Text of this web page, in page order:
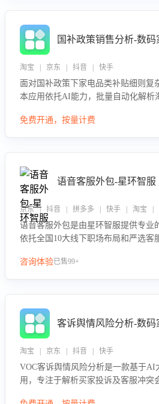
国补政策销售分析-数
淘宝 | 京东 | 抖音 | 快手
面对国补政策下家电品类补贴细则复
本应用依托AI能力，批量自动化解析
向，深度洞察决策动因。同时全面评
免费开通，按量计费
语音客服外包-星环智服
京东 | 抖音 | 拼多多 | 快手 | 淘宝 |
语音客服外包是由星环智服提供专业
依托全国10大线下职场布局和严选客
队和智能工具提升语音客服服务效率
咨询体验已售99+
客诉舆情风险分析-数
淘宝 | 京东 | 抖音 | 快手
VOC客诉舆情风险分析是一款基于AI
用，专注于解析买家投诉及客服冲突